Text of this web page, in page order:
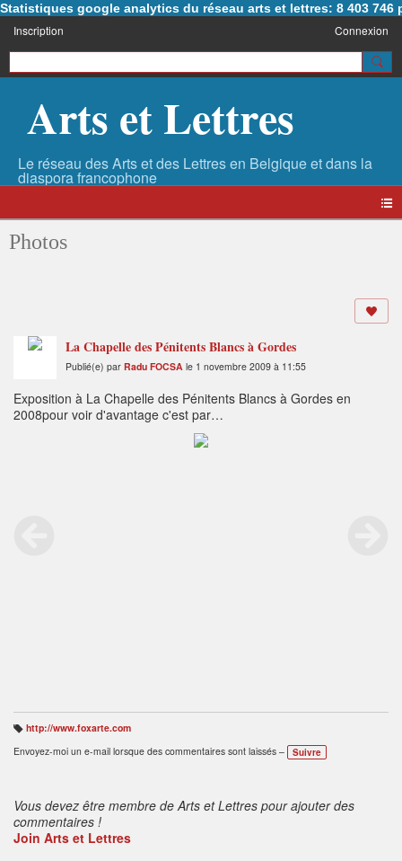
Statistiques google analytics du réseau arts et lettres: 8 403 746
Inscription Connexion
Arts et Lettres
Photos
La Chapelle des Pénitents Blancs à Gordes
Publié(e) par Radu FOCSA le 1 novembre 2009 à 11:55
Exposition à La Chapelle des Pénitents Blancs à Gordes en
2008pour voir d'avantage c'est par
https://artisteprovence.com/fr/
https://www.instagram.com/artisteprovence/
B
ali
s
http://www.foxarte.com
Envoyez-moi un e-mail lorsque des commentaires sont laissés –
Suivre
Vous devez être membre de Arts et Lettres pour ajouter des
commentaires !
Join Arts et Lettres